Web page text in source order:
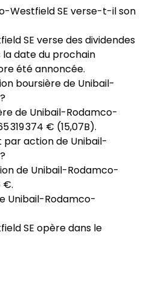
Westfield SE verse-t-il son
SE verse des dividendes
la date du prochain
été annoncée.
boursière de Unibail-
de Unibail-Rodamco-
319 374 € (15,07B).
action de Unibail-
de Unibail-Rodamco-
€.
Unibail-Rodamco-
SE opère dans le